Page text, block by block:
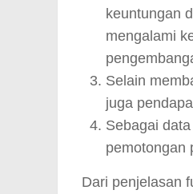
keuntungan
mengalami
Selain
juga
Sebagai
pemotongan
Dari penjelasan